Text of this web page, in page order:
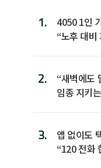
1.
4050 1인
“노후 대비
2.
“새벽에도
임종 지키
3.
앱 없이도
“120 전화